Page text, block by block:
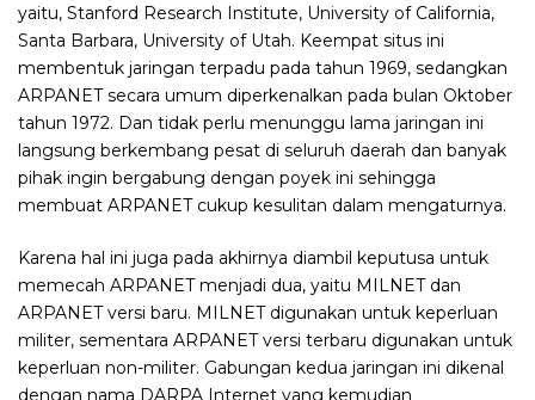
yaitu, Stanford Research Institute, University of California,
Santa Barbara, University of Utah. Keempat situs ini
membentuk jaringan terpadu pada tahun 1969, sedangkan
ARPANET secara umum diperkenalkan pada bulan Oktober
tahun 1972. Dan tidak perlu menunggu lama jaringan ini
langsung berkembang pesat di seluruh daerah dan banyak
pihak ingin bergabung dengan poyek ini sehingga
membuat ARPANET cukup kesulitan dalam mengaturnya.
Karena hal ini juga pada akhirnya diambil keputusa untuk
memecah ARPANET menjadi dua, yaitu MILNET dan
ARPANET versi baru. MILNET digunakan untuk keperluan
militer, sementara ARPANET versi terbaru digunakan untuk
keperluan non-militer. Gabungan kedua jaringan ini dikenal
dengan nama DARPA Internet yang kemudian